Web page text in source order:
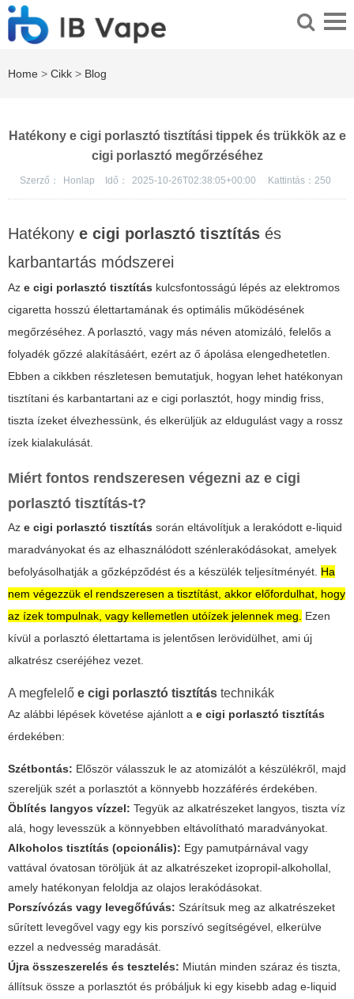
Home > Cikk > Blog
Hatékony e cigi porlasztó tisztítási tippek és trükkök az e
cigi porlasztó megőrzéséhez
Szerző： Honlap Idő： 2025-10-26T02:38:05+00:00 Kattintás： 250
Hatékony e cigi porlasztó tisztítás és
karbantartás módszerei
Az e cigi porlasztó tisztítás kulcsfontosságú lépés az elektromos
cigaretta hosszú élettartamának és optimális működésének
megőrzéséhez. A porlasztó, vagy más néven atomizáló, felelős a
folyadék gőzzé alakításáért, ezért az ő ápolása elengedhetetlen.
Ebben a cikkben részletesen bemutatjuk, hogyan lehet hatékonyan
tisztítani és karbantartani az e cigi porlasztót, hogy mindig friss,
tiszta ízeket élvezhessünk, és elkerüljük az eldugulást vagy a rossz
ízek kialakulását.
Miért fontos rendszeresen végezni az e cigi
porlasztó tisztítás-t?
Az e cigi porlasztó tisztítás során eltávolítjuk a lerakódott e-liquid
maradványokat és az elhasználódott szénlerakódásokat, amelyek
befolyásolhatják a gőzképződést és a készülék teljesítményét. Ha
nem végezzük el rendszeresen a tisztítást, akkor előfordulhat, hogy
az ízek tompulnak, vagy kellemetlen utóízek jelennek meg. Ezen
kívül a porlasztó élettartama is jelentősen lerövidülhet, ami új
alkatrész cseréjéhez vezet.
A megfelelő e cigi porlasztó tisztítás technikák
Az alábbi lépések követése ajánlott a e cigi porlasztó tisztítás
érdekében:
Szétbontás: Először válasszuk le az atomizálót a készülékről, majd
szereljük szét a porlasztót a könnyebb hozzáférés érdekében.
Öblítés langyos vízzel: Tegyük az alkatrészeket langyos, tiszta víz
alá, hogy levesszük a könnyebben eltávolítható maradványokat.
Alkoholos tisztítás (opcionális): Egy pamutpárnával vagy
vattával óvatosan töröljük át az alkatrészeket izopropil-alkohollal,
amely hatékonyan feloldja az olajos lerakódásokat.
Porszívózás vagy levegőfúvás: Szárítsuk meg az alkatrészeket
sűrített levegővel vagy egy kis porszívó segítségével, elkerülve
ezzel a nedvesség maradását.
Újra összeszerelés és tesztelés: Miután minden száraz és tiszta,
állítsuk össze a porlasztót és próbáljuk ki egy kisebb adag e-liquid